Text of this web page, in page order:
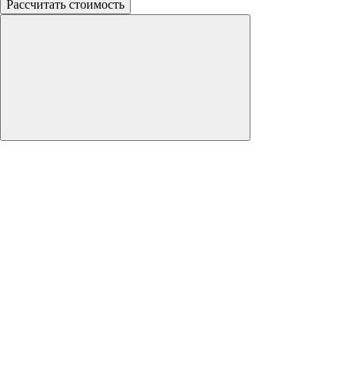
Рассчитать стоимость